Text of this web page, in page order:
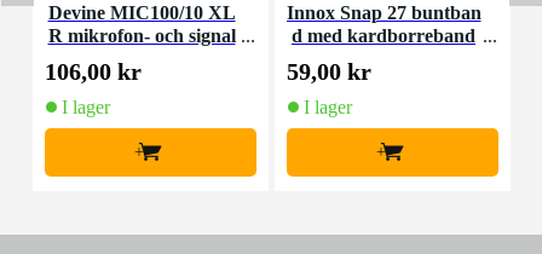
Devine MIC100/10 XL
R mikrofon- och signal
kabel 10 meter
106,00 kr
I lager
+
Innox Snap 27 buntban
d med kardborreband
59,00 kr
I lager
+